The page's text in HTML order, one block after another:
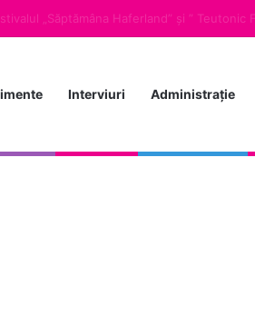
energie, siguranță menținută
Interviuri Administrație